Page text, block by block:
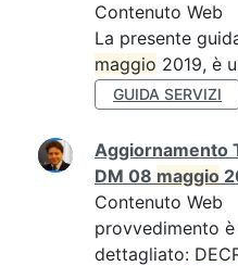
Contenuto Web
La presente
maggio 2019, è
GUIDA SERVIZI
Aggiornamento
DM 08 maggio
Contenuto Web
provvedimento
dettagliato: